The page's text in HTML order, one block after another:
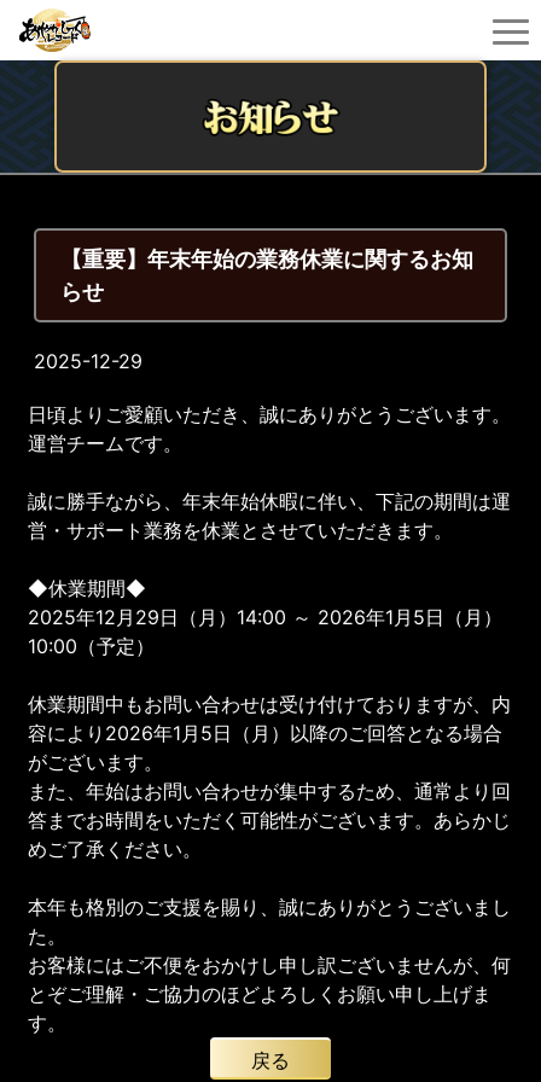
【重要】年末年始の業務休業に関するお知
らせ
2025-12-29
日頃よりご愛顧いただき、誠にありがとうございます。
運営チームです。
誠に勝手ながら、年末年始休暇に伴い、下記の期間は運
営・サポート業務を休業とさせていただきます。
◆休業期間◆
2025年12月29日（月）14:00 ～ 2026年1月5日（月）
10:00（予定）
休業期間中もお問い合わせは受け付けておりますが、内
容により2026年1月5日（月）以降のご回答となる場合
がございます。
また、年始はお問い合わせが集中するため、通常より回
答までお時間をいただく可能性がございます。あらかじ
めご了承ください。
本年も格別のご支援を賜り、誠にありがとうございまし
た。
お客様にはご不便をおかけし申し訳ございませんが、何
とぞご理解・ご協力のほどよろしくお願い申し上げま
す。
戻る